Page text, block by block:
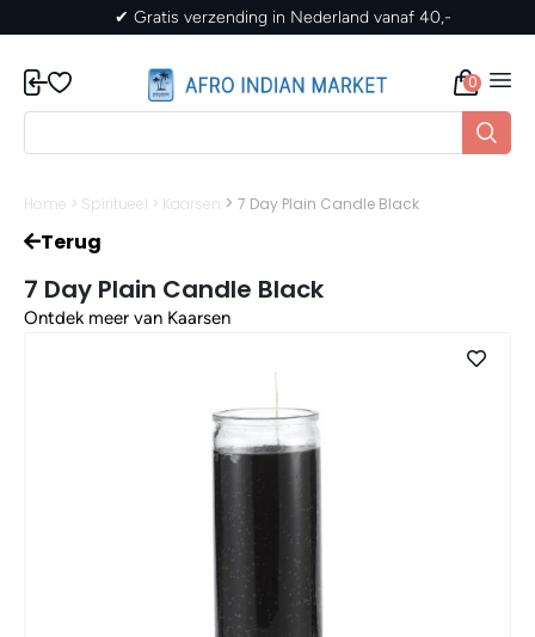
verzending in Nederland vanaf 40,-
0
Home > Spiritueel > Kaarsen > 7 Day Plain Candle Black
Terug
7 Day Plain Candle Black
Ontdek meer van Kaarsen